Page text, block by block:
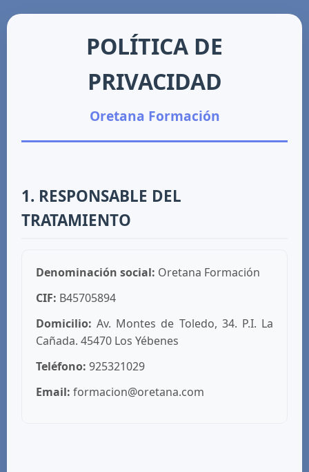
POLÍTICA DE
PRIVACIDAD
Oretana Formación
1. RESPONSABLE DEL
TRATAMIENTO
Denominación social: Oretana Formación
CIF: B45705894
Domicilio: Av. Montes de Toledo, 34. P.I. La
Cañada. 45470 Los Yébenes
Teléfono: 925321029
Email: formacion@oretana.com